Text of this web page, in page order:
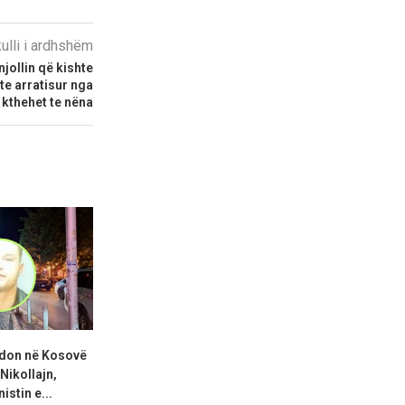
i ardhshëm
që kishte
arratisur nga
te nëna
në Kosovë
e...